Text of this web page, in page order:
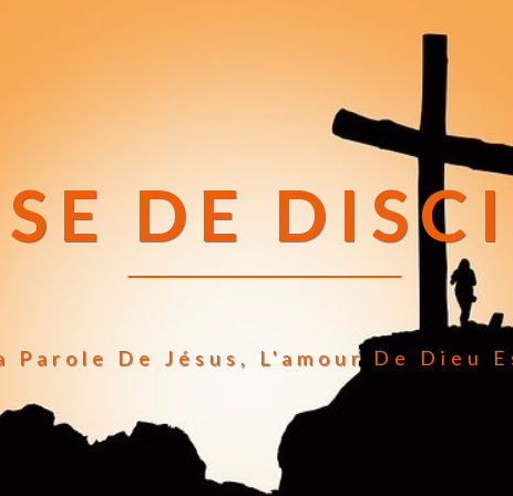
DE
Parole De Jésus, L'amour De Dieu